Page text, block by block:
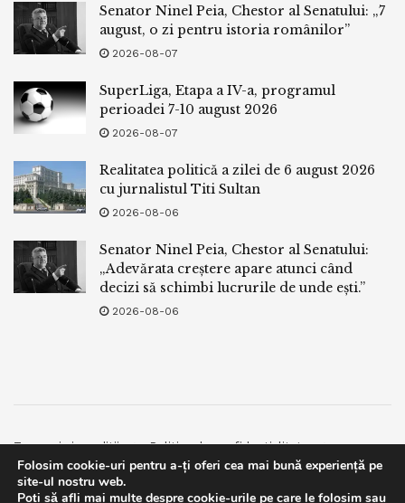
Senator Ninel Peia, Chestor al Senatului: „7
august, o zi pentru istoria românilor”
2026-08-07
SuperLiga, Etapa a IV-a, programul
perioadei 7-10 august 2026
2026-08-07
Realitatea politică a zilei de 6 august 2026
cu jurnalistul Titi Sultan
2026-08-06
Senator Ninel Peia, Chestor al Senatului:
„Adevărata creștere apare atunci când
decizi să schimbi lucrurile de unde ești.”
2026-08-06
Termeni si conditii
Politica de confidentialitate
Facebook
Contact
© 2019bpnews- Business & Politics Newsbpnews.
Folosim cookie-uri pentru a-ți oferi cea mai bună experiență pe
site-ul nostru web.
Poți să afli mai multe despre cookie-urile pe care le folosim sau